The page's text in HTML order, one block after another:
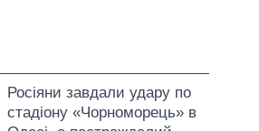
Росіяни завдали удару по
стадіону «Чорноморець» в